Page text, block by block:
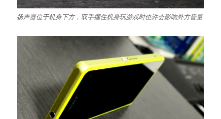
扬声器位于机身下方，双手握住机身玩游戏时也许会影响外方音量